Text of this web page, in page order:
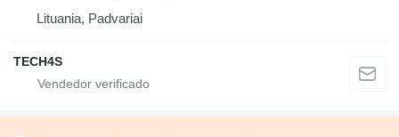
Lituania, Padvariai
TECH4S